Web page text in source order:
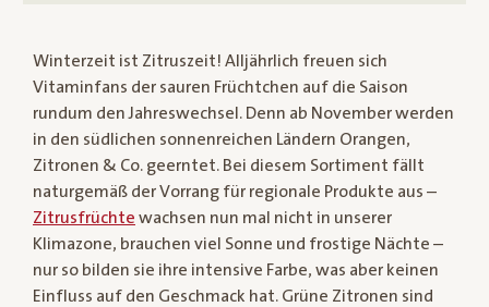
Winterzeit ist Zitruszeit! Alljährlich freuen sich
Vitaminfans der sauren Früchtchen auf die Saison
rundum den Jahreswechsel. Denn ab November werden
in den südlichen sonnenreichen Ländern Orangen,
Zitronen & Co. geerntet. Bei diesem Sortiment fällt
naturgemäß der Vorrang für regionale Produkte aus –
Zitrusfrüchte wachsen nun mal nicht in unserer
Klimazone, brauchen viel Sonne und frostige Nächte –
nur so bilden sie ihre intensive Farbe, was aber keinen
Einfluss auf den Geschmack hat. Grüne Zitronen sind